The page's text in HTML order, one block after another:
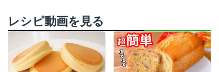
レシピ動画を見る